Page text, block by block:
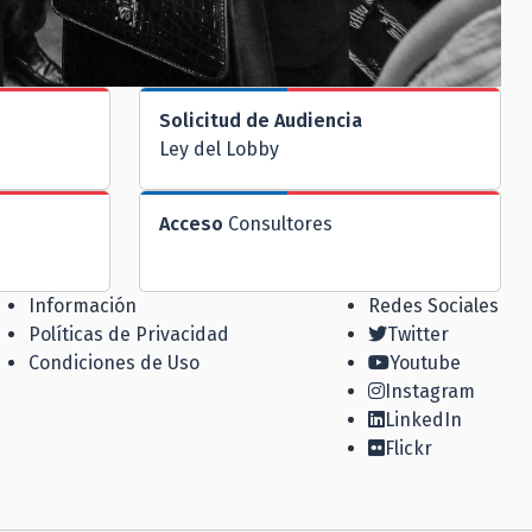
Solicitud de Audiencia
Ley del Lobby
Acceso Consultores
Información
Políticas de Privacidad
Condiciones de Uso
Redes Sociales
Twitter
Youtube
Instagram
LinkedIn
Flickr